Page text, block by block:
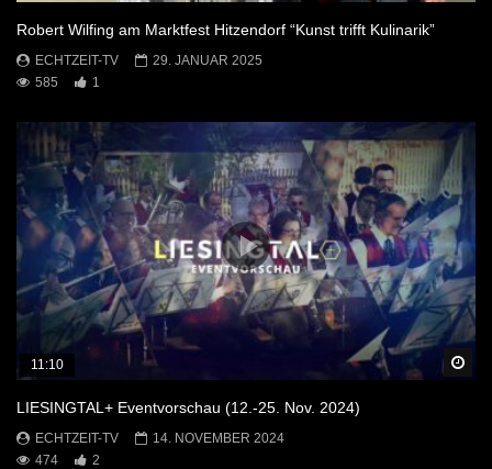
Robert Wilfing am Marktfest Hitzendorf “Kunst trifft Kulinarik”
ECHTZEIT-TV
29. JANUAR 2025
585
1
11:10
LIESINGTAL+ Eventvorschau (12.-25. Nov. 2024)
ECHTZEIT-TV
14. NOVEMBER 2024
474
2